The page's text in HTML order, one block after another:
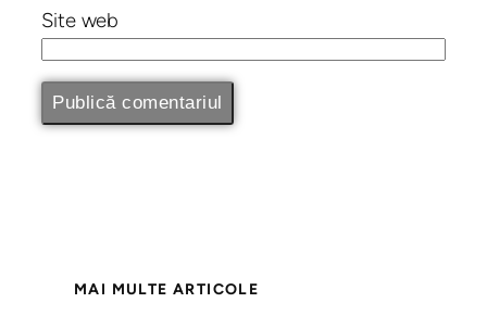
Site web
MAI MULTE ARTICOLE